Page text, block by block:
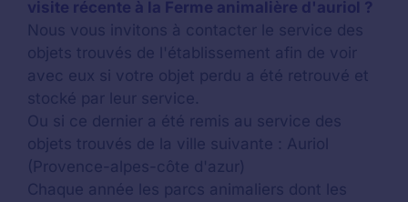
visite récente à la Ferme animalière d'auriol ?
Nous vous invitons à contacter le service des
objets trouvés de l'établissement afin de voir
avec eux si votre objet perdu a été retrouvé et
stocké par leur service.
Ou si ce dernier a été remis au service des
objets trouvés de la ville suivante : Auriol
(Provence-alpes-côte d'azur)
Chaque année les parcs animaliers dont les